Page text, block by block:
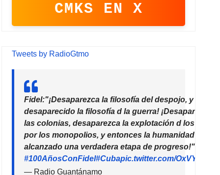
CMKS EN X
Tweets by RadioGtmo
Fidel:"¡Desaparezca la filosofía del despojo, y habrá
desaparecido la filosofía d la guerra! ¡Desaparezcan
las colonias, desaparezca la explotación d los
por los monopolios, y entonces la humanidad habrá
alcanzado una verdadera etapa de progreso!"
#100AñosConFidel#Cubapic.twitter.com/
— Radio Guantánamo